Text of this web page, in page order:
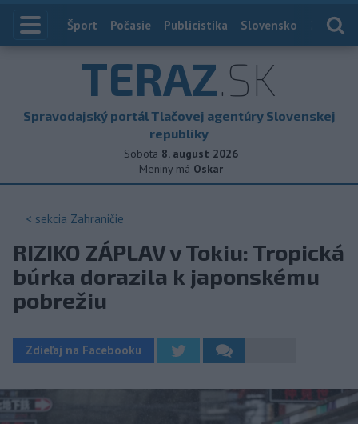
Index
Šport Počasie Publicistika Slovensko
TERAZ.SK
Spravodajský portál Tlačovej agentúry Slovenskej
republiky
Sobota 8. august 2026
Meniny má Oskar
< sekcia Zahraničie
RIZIKO ZÁPLAV v Tokiu: Tropická
búrka dorazila k japonskému
pobrežiu
Zdieľaj na Facebooku